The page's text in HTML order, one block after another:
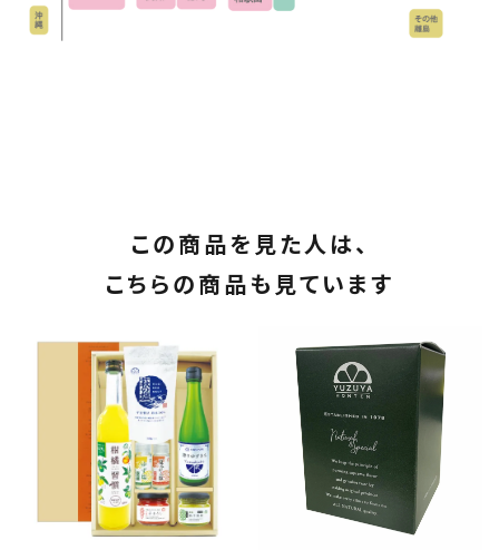
この商品を見た人は、
こちらの商品も見ています